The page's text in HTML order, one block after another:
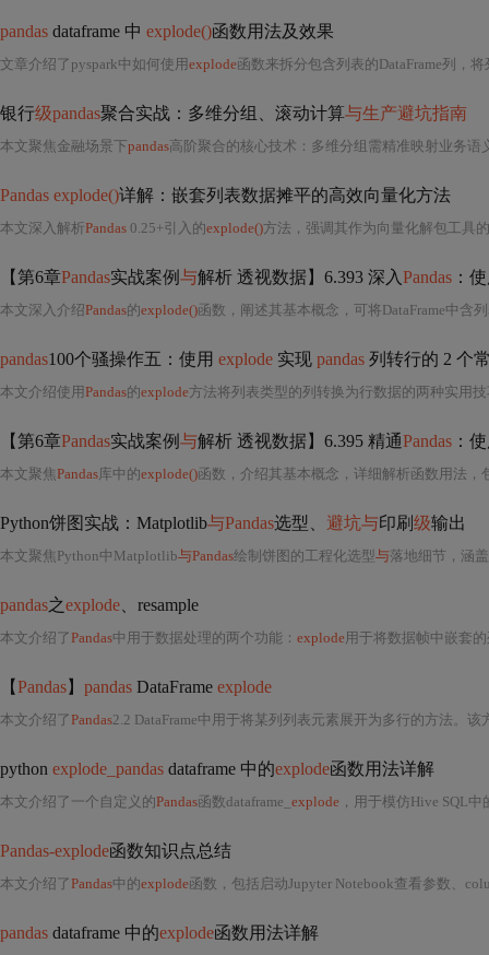
pandas dataframe 中 explode()函数用法及效果
文章介绍了pyspark中如何使用explode函数来拆分包含列表的DataFrame列，将列表内容扩
银行级pandas聚合实战：多维分组、滚动计算与生产避坑指南
本文聚焦金融场景下pandas高阶聚合的核心技术：多维分组需精准映射业务语义，避免退单干扰标准差计
Pandas explode()详解：嵌套列表数据摊平的高效向量化方法
本文深入解析Pandas 0.25+引入的explode()方法，强调其作为向量化解包工具
【第6章Pandas实战案例与解析 透视数据】6.393 深入Pandas ：
本文深入介绍Pandas的explode()函数，阐述其基本概念，可将DataFrame中含列表的列展开为多行，便于数据分析。详细解析了函数
pandas100个骚操作五：使用 explode 实现 pandas 列转行的 2 个
本文介绍使用Pandas的explode方法将列表类型的列转换为行数据的两种实用
【第6章Pandas实战案例与解析 透视数据】6.395 精通Pandas ：
本文聚焦Pandas 库中的explode()函数，介绍其基本概念，详细解析函数用法，包括基本用法、保留索引、处理缺失
Python饼图实战：Matplotlib与Pandas选型、 避坑与印刷级输出
本文聚焦Python中Matplotlib与Pandas绘制饼图的工程化选型与落地细节，涵
pandas之explode 、resample
本文介绍了Pandas中用于数据处理的两个功能： explode用于将数据帧中嵌套的列表拆分为多行，便
【Pandas】 pandas DataFrame explode
本文介绍了Pandas2.2 DataFrame中用于将某列列表元素展开为多行的方法。该方法是重要的数据重塑工具，适用于处理JSON等结构化数据。文中说明了方法签名、参数、返
python explode_pandas dataframe 中的explode函数用法详解
本文介绍了一个自定义的Pandas函数dataframe_ explode ，用于模仿Hive SQL中
Pandas-explode函数知识点总结
本文介绍了Pandas中的explode函数，包括启动Jupyter Notebook查看参数、column参数
pandas dataframe 中的explode函数用法详解